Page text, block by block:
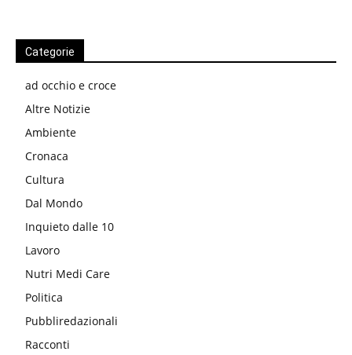
Categorie
ad occhio e croce
Altre Notizie
Ambiente
Cronaca
Cultura
Dal Mondo
Inquieto dalle 10
Lavoro
Nutri Medi Care
Politica
Pubbliredazionali
Racconti